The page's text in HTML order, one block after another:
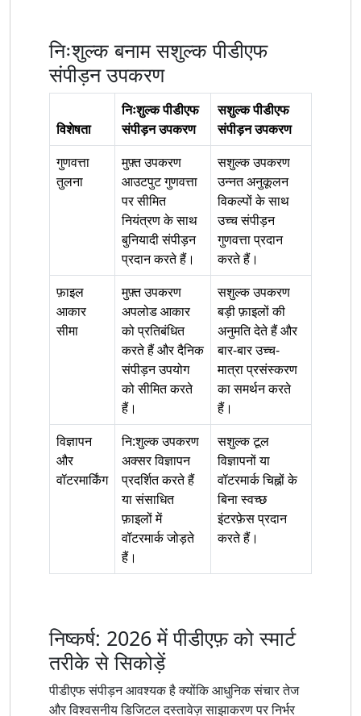
निःशुल्क बनाम सशुल्क पीडीएफ
संपीड़न उपकरण
विशेषता
निःशुल्क पीडीएफ
संपीड़न उपकरण
सशुल्क पीडीएफ
संपीड़न उपकरण
गुणवत्ता
तुलना
मुफ़्त उपकरण
आउटपुट गुणवत्ता
पर सीमित
नियंत्रण के साथ
बुनियादी संपीड़न
प्रदान करते हैं।
सशुल्क उपकरण
उन्नत अनुकूलन
विकल्पों के साथ
उच्च संपीड़न
गुणवत्ता प्रदान
करते हैं।
फ़ाइल
आकार
सीमा
मुफ़्त उपकरण
अपलोड आकार
को प्रतिबंधित
करते हैं और दैनिक
संपीड़न उपयोग
को सीमित करते
हैं।
सशुल्क उपकरण
बड़ी फ़ाइलों की
अनुमति देते हैं और
बार-बार उच्च-
मात्रा प्रसंस्करण
का समर्थन करते
हैं।
विज्ञापन
और
वॉटरमार्किंग
नि:शुल्क उपकरण
अक्सर विज्ञापन
प्रदर्शित करते हैं
या संसाधित
फ़ाइलों में
वॉटरमार्क जोड़ते
हैं।
सशुल्क टूल
विज्ञापनों या
वॉटरमार्क चिह्नों के
बिना स्वच्छ
इंटरफ़ेस प्रदान
करते हैं।
निष्कर्ष: 2026 में पीडीएफ़ को स्मार्ट
तरीके से सिकोड़ें
पीडीएफ संपीड़न आवश्यक है क्योंकि आधुनिक संचार तेज
और विश्वसनीय डिजिटल दस्तावेज़ साझाकरण पर निर्भर